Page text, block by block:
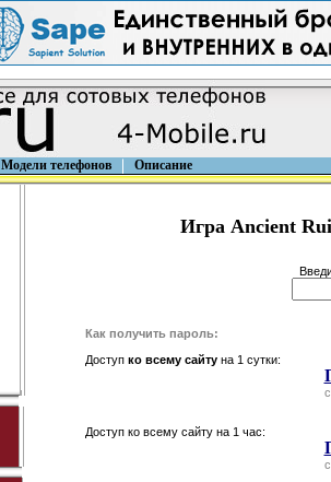
Модели телефонов Описание
Игра Ancient
Как получить пароль:
Доступ ко всему сайтуна 1 сутки:
Доступ ко всему сайту на 1 час: